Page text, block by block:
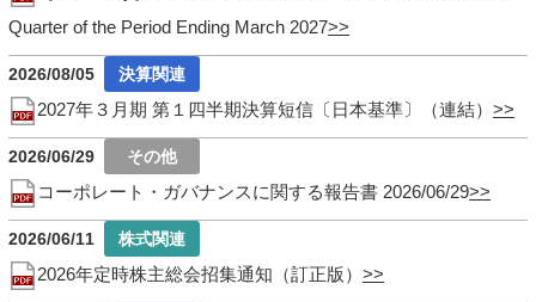
Quarter of the Period Ending March 2027
2026/08/05
2027年３月期 第１四半期決算短信〔日本基準〕（連結）
2026/06/29
コーポレート・ガバナンスに関する報告書 2026/06/29
2026/06/11
2026年定時株主総会招集通知（訂正版）